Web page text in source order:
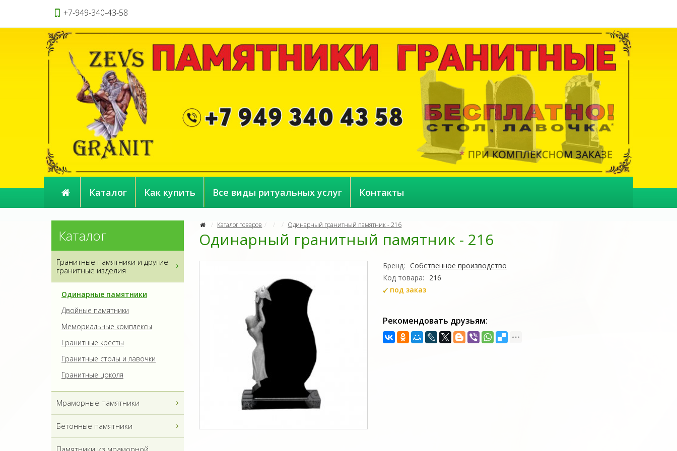
+7-949-340-43-58
Каталог Как купить Все виды ритуальных услуг Контакты
Каталог товаров Одинарный гранитный памятник - 216
Одинарный гранитный памятник - 216
Бренд: Собственное производство
Код товара:
216
под заказ
Рекомендовать друзьям:
Каталог
Гранитные памятники и другие
гранитные изделия
Одинарные памятники
Двойные памятники
Мемориальные комплексы
Гранитные кресты
Гранитные столы и лавочки
Гранитные цоколя
Мраморные памятники
Бетонные памятники
Памятники из мраморной